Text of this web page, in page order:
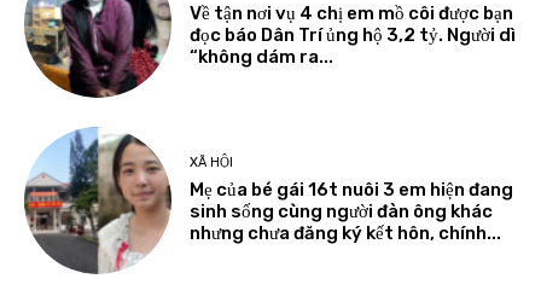
Về tận nơi vụ 4 chị em mồ côi được bạn
đọc báo Dân Trí ủng hộ 3,2 tỷ. Người dì
“không dám ra...
XÃ HỘI
Mẹ của bé gái 16t nuôi 3 em hiện đang
sinh sống cùng người đàn ông khác
nhưng chưa đăng ký kết hôn, chính...